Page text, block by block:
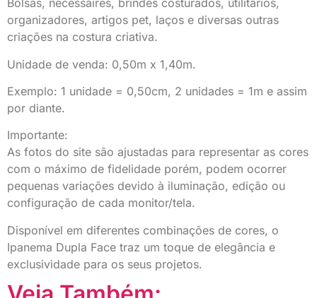
Bolsas, necessaires, brindes costurados, utilitários,
organizadores, artigos pet, laços e diversas outras
criações na costura criativa.
Unidade de venda: 0,50m x 1,40m.
Exemplo: 1 unidade = 0,50cm, 2 unidades = 1m e assim
por diante.
Importante:
As fotos do site são ajustadas para representar as cores
com o máximo de fidelidade porém, podem ocorrer
pequenas variações devido à iluminação, edição ou
configuração de cada monitor/tela.
Disponível em diferentes combinações de cores, o
Ipanema Dupla Face traz um toque de elegância e
exclusividade para os seus projetos.